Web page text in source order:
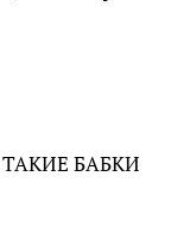
БАБКИ